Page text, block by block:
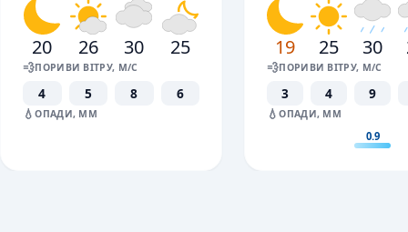
20 26 30 25
💨ПОРИВИ ВІТРУ, М/С
4 5 8 6
💧ОПАДИ, ММ
19 25 30
💨ПОРИВИ ВІТРУ, М/С
3 4 9
💧ОПАДИ, ММ
0.9